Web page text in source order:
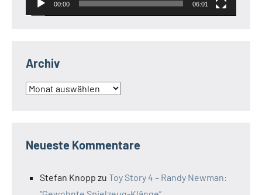
00:00 06:01
Archiv
Archiv
Neueste Kommentare
Stefan Knopp zu Toy Story 4 – Randy Newman: